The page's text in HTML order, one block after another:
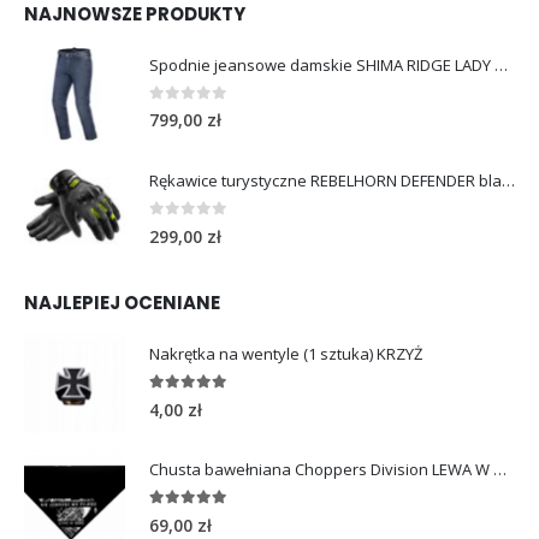
NAJNOWSZE PRODUKTY
Spodnie jeansowe damskie SHIMA RIDGE LADY blue
0out of 5
799,00 zł
Rękawice turystyczne REBELHORN DEFENDER black yellow fluo
out of 5
299,00 zł
NAJLEPIEJ OCENIANE
Nakrętka na wentyle (1 sztuka) KRZYŻ
out of 5
4,00 zł
Chusta bawełniana Choppers Division LEWA W GÓRĘ
out of 5
69,00 zł